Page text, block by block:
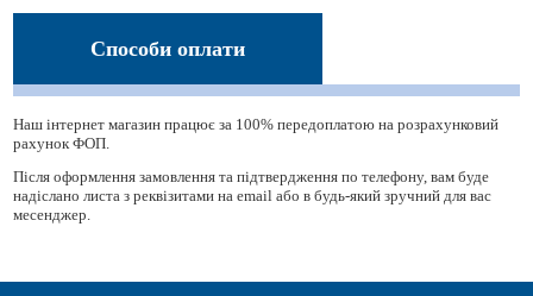
Способи оплати
Наш інтернет магазин працює за 100% передоплатою на розрахунковий
рахунок ФОП.
Після оформлення замовлення та підтвердження по телефону, вам буде
надіслано листа з реквізитами на email або в будь-який зручний для вас
месенджер.